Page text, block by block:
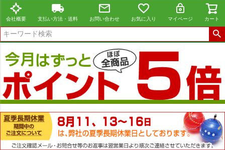
会社概要 支払い方法・送料 お問い合わせ お気に入り マイページ カート